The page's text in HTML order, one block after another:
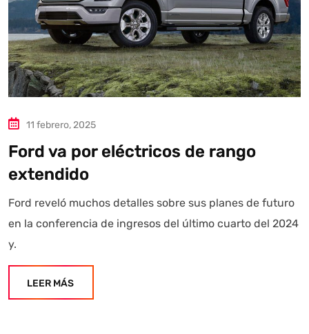
11 febrero, 2025
Ford va por eléctricos de rango
extendido
Ford reveló muchos detalles sobre sus planes de futuro
en la conferencia de ingresos del último cuarto del 2024
y.
LEER MÁS